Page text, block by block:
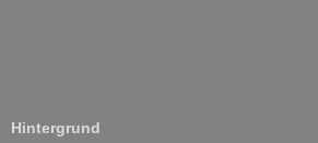
Hintergrund